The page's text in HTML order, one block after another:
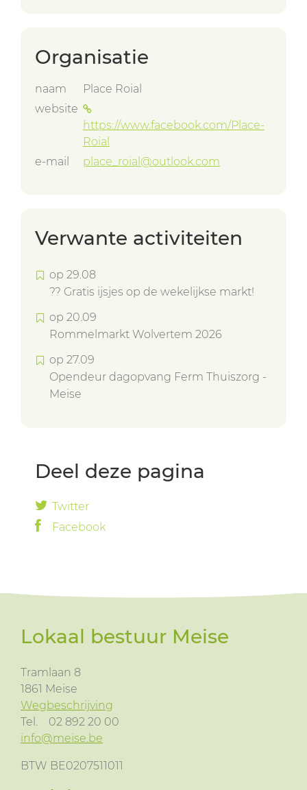
Organisatie
naam
Place Roial
website
https://www.facebook.com/Place-
Roial
e-mail
place_roial@outlook.com
Verwante activiteiten
op 29 08
?? Gratis ijsjes op de wekelijkse markt!
op 20 09
Rommelmarkt Wolvertem 2026
op 27.09
Opendeur dagopvang Ferm Thuiszorg -
Meise
Deel deze pagina
Twitter
Facebook
Lokaal bestuur Meise
Tramlaan 8
1861 Meise
Wegbeschrijving
Tel.
02 892 20 00
info@meise.be
BTW BE0207511011